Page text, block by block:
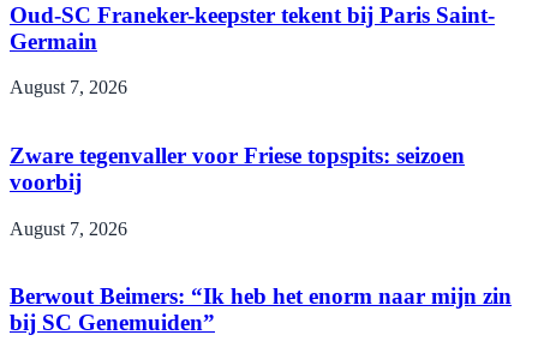
Oud-SC Franeker-keepster tekent bij Paris Saint-
Germain
August 7, 2026
Zware tegenvaller voor Friese topspits: seizoen
voorbij
August 7, 2026
Berwout Beimers: “Ik heb het enorm naar mijn zin
bij SC Genemuiden”